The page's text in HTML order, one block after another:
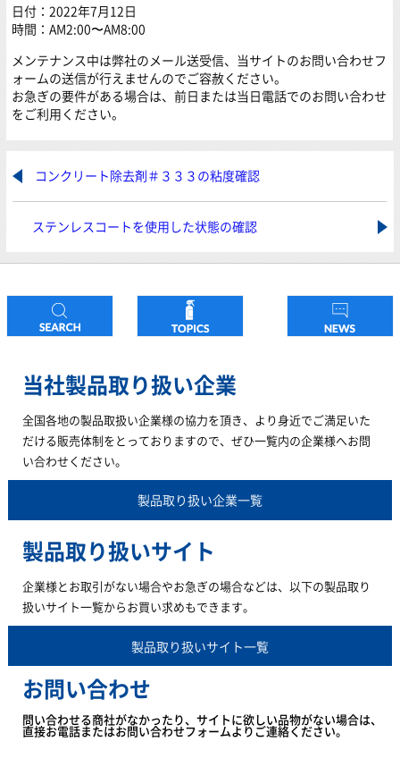
日付：2022年7月12日
時間：AM2:00〜AM8:00
メンテナンス中は弊社のメール送受信、当サイトのお問い合わせフ
ォームの送信が行えませんのでご容赦ください。
お急ぎの要件がある場合は、前日または当日電話でのお問い合わせ
をご利用ください。
コンクリート除去剤＃３３３の粘度確認
ステンレスコートを使用した状態の確認
当社製品取り扱い企業
全国各地の製品取扱い企業様の協力を頂き、より身近でご満足いた
だける販売体制をとっておりますので、ぜひ一覧内の企業様へお問
い合わせください。
製品取り扱い企業一覧
製品取り扱いサイト
企業様とお取引がない場合やお急ぎの場合などは、以下の製品取り
扱いサイト一覧からお買い求めもできます。
製品取り扱いサイト一覧
お問い合わせ
問い合わせる商社がなかったり、サイトに欲しい品物がない場合は、
直接お電話またはお問い合わせフォームよりご連絡ください。